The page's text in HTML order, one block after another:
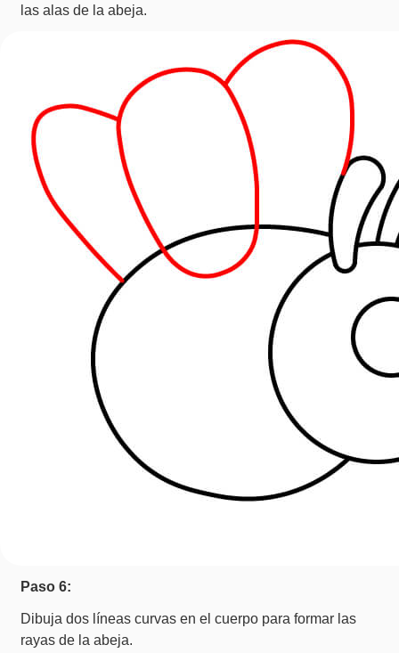
las alas de la abeja.
Paso 6:
Dibuja dos líneas curvas en el cuerpo para formar las
rayas de la abeja.